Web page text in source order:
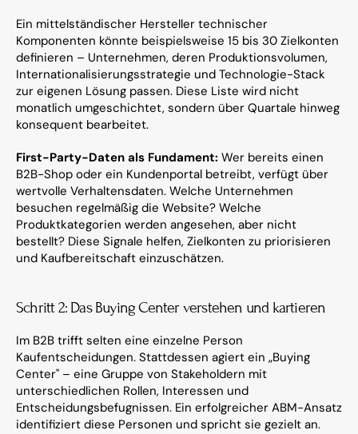
Ein mittelständischer Hersteller technischer
Komponenten könnte beispielsweise 15 bis 30 Zielkonten
definieren – Unternehmen, deren Produktionsvolumen,
Internationalisierungsstrategie und Technologie-Stack
zur eigenen Lösung passen. Diese Liste wird nicht
monatlich umgeschichtet, sondern über Quartale hinweg
konsequent bearbeitet.
First-Party-Daten als Fundament: Wer bereits einen
B2B-Shop oder ein Kundenportal betreibt, verfügt über
wertvolle Verhaltensdaten. Welche Unternehmen
besuchen regelmäßig die Website? Welche
Produktkategorien werden angesehen, aber nicht
bestellt? Diese Signale helfen, Zielkonten zu priorisieren
und Kaufbereitschaft einzuschätzen.
Schritt 2: Das Buying Center verstehen und kartieren
Im B2B trifft selten eine einzelne Person
Kaufentscheidungen. Stattdessen agiert ein „Buying
Center" – eine Gruppe von Stakeholdern mit
unterschiedlichen Rollen, Interessen und
Entscheidungsbefugnissen. Ein erfolgreicher ABM-Ansatz
identifiziert diese Personen und spricht sie gezielt an.